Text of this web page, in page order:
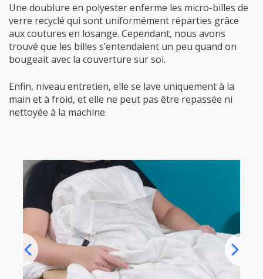
Une doublure en polyester enferme les micro-billes de
verre recyclé qui sont uniformément réparties grâce
aux coutures en losange. Cependant, nous avons
trouvé que les billes s’entendaient un peu quand on
bougeait avec la couverture sur soi.
Enfin, niveau entretien, elle se lave uniquement à la
main et à froid, et elle ne peut pas être repassée ni
nettoyée à la machine.